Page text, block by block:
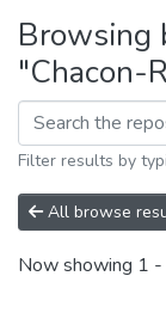
Estadísticas
Browsing
"Chacon-
Filter results by
All browse
Now showing 1